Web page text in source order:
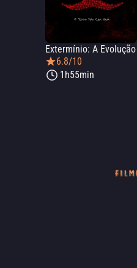
Extermínio: A Evolução
6.8/10
1h55min